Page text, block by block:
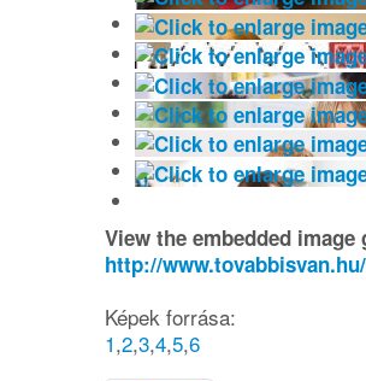
View the embedded
http://
Képek forrása:
1,2,3,4,5,6